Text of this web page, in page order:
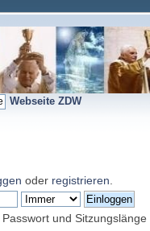
Webseite ZDW
oder registrieren
und Sitzungslänge